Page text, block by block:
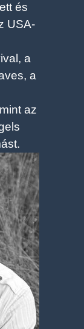
és
USA-
a
a
az